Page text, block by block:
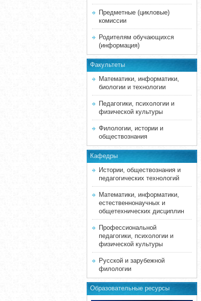
Предметные (цикловые)
комиссии
Родителям обучающихся
(информация)
Факультеты
Математики, информатики,
биологии и технологии
Педагогики, психологии и
физической культуры
Филологии, истории и
обществознания
Кафедры
Истории, обществознания и
педагогических технологий
Математики, информатики,
естественнонаучных и
общетехнических дисциплин
Профессиональной
педагогики, психологии и
физической культуры
Русской и зарубежной
филологии
Образовательные ресурсы